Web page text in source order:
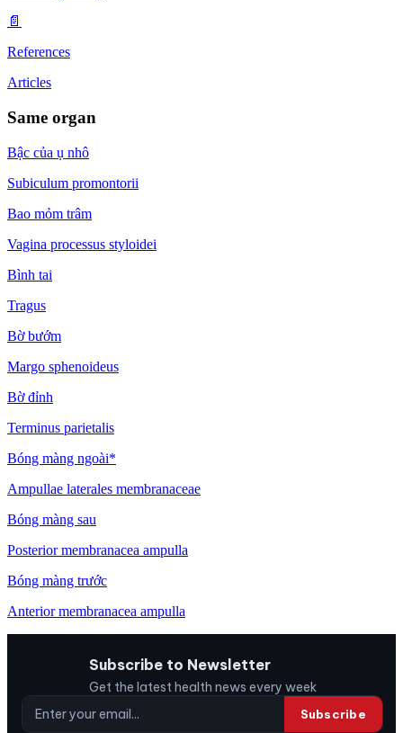
📄
References
Articles
Same organ
Bậc của ụ nhô
Subiculum promontorii
Bao mỏm trâm
Vagina processus styloidei
Bình tai
Tragus
Bờ bướm
Margo sphenoideus
Bờ đỉnh
Terminus parietalis
Bóng màng ngoài*
Ampullae laterales membranaceae
Bóng màng sau
Posterior membranacea ampulla
Bóng màng trước
Anterior membranacea ampulla
Subscribe to Newsletter
Get the latest health news every week
Subscribe